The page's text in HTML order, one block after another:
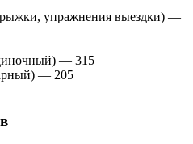
упражнения выездки) —
— 315
— 205